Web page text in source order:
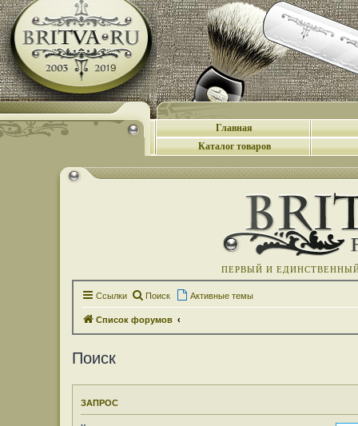
Главная
Каталог товаров
ПЕРВЫЙ И
Ссылки Поиск Активные темы
Список форумов
Поиск
ЗАПРОС